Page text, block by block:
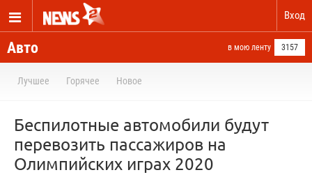
Вход
Авто в мою ленту 3157
Лучшее Горячее Новое
Беспилотные автомобили будут
перевозить пассажиров на
Олимпийских играх 2020